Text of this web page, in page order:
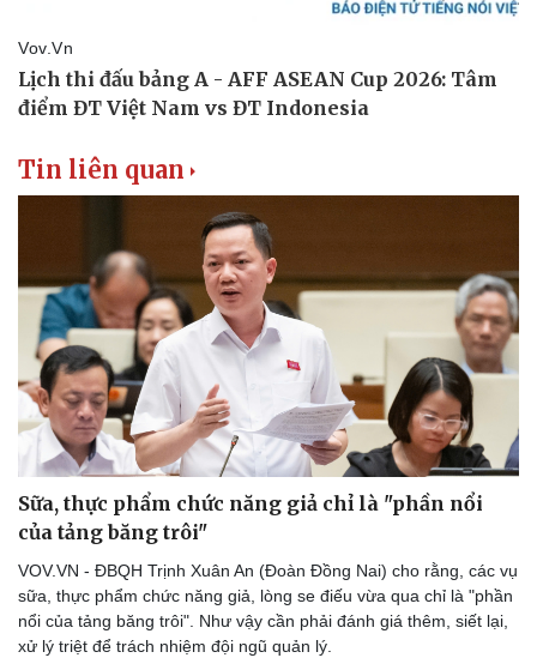
Thể thao
Bóng đá
Thế giới thể thao
Hậu trường
Ô tô
Tin liên quan
Sữa, thực phẩm chức năng giả chỉ là "phần nổi
của tảng băng trôi"
VOV.VN - ĐBQH Trịnh Xuân An (Đoàn Đồng Nai) cho rằng, các vụ
sữa, thực phẩm chức năng giả, lòng se điếu vừa qua chỉ là "phần
nổi của tảng băng trôi". Như vậy cần phải đánh giá thêm, siết lại,
xử lý triệt để trách nhiệm đội ngũ quản lý.